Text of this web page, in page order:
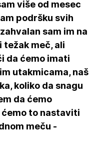
više od mesec
podršku svih
sam im na
težak meč, ali
da ćemo imati
utakmicama, naš
koliko da snagu
da ćemo
ćemo to nastaviti
meču -